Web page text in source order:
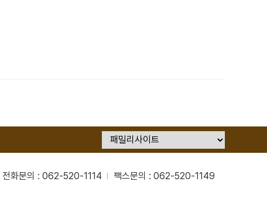
전화문의 : 062-520-1114
팩스문의 : 062-520-1149